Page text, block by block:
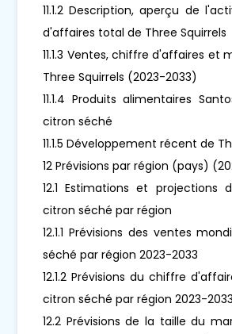
11.1.2 Description, aperçu de
d'affaires total de Three Squirrels
11.1.3 Ventes, chiffre d'affaires et
Three Squirrels (2023-2033)
11.1.4 Produits alimentaires
citron séché
11.1.5 Développement récent de
12 Prévisions par région (pays)
12.1 Estimations et projections
citron séché par région
12.1.1 Prévisions des ventes
séché par région 2023-2033
12.1.2 Prévisions du chiffre
citron séché par région 2023-2033
12.2 Prévisions de la taille du